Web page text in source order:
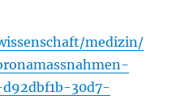
medizin/
30d7-